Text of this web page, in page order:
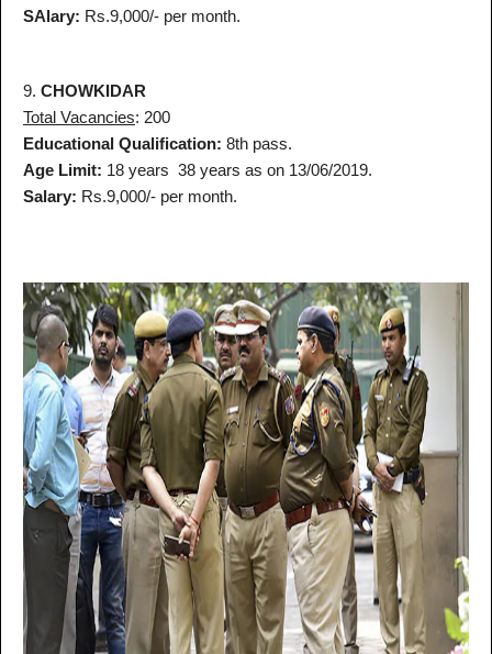
SAlary: Rs.9,000/- per month.
9. CHOWKIDAR
Total Vacancies: 200
Educational Qualification: 8th pass.
Age Limit: 18 years 38 years as on 13/06/2019.
Salary: Rs.9,000/- per month.